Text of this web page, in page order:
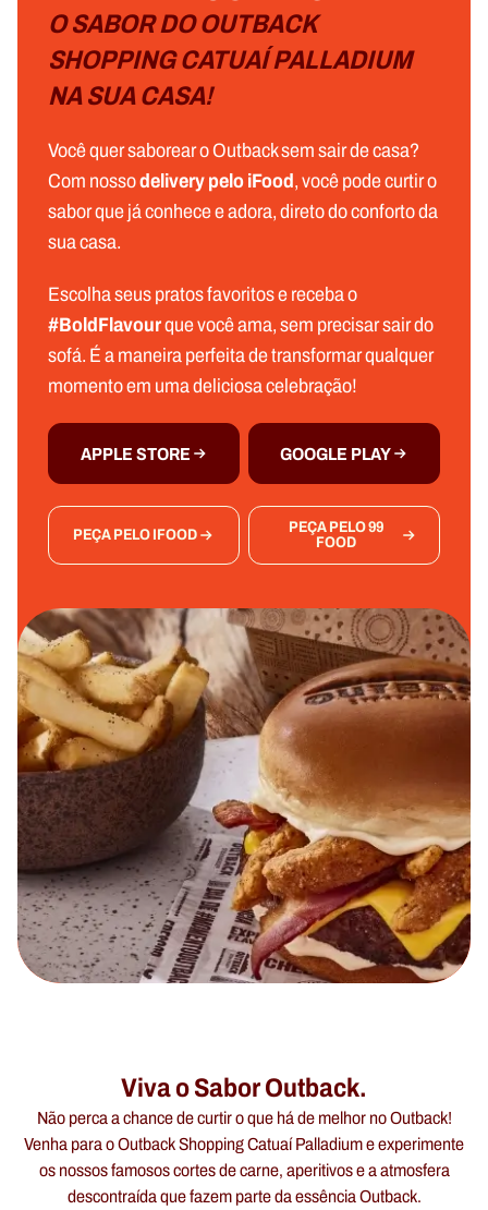
O SABOR DO OUTBACK
SHOPPING CATUAÍ PALLADIUM
NA SUA CASA!
Você quer saborear o Outback sem sair de casa?
Com nossodelivery pelo iFood, você pode curtir o
sabor que já conhece e adora, direto do conforto da
sua casa.
Escolha seus pratos favoritos e receba o
#BoldFlavourque você ama, sem precisar sair do
sofá. É a maneira perfeita de transformar qualquer
momento em uma deliciosa celebração!
APPLE STORE GOOGLE PLAY
PEÇA PELO IFOOD PEÇA PELO 99
FOOD
Viva o Sabor Outback.
Não perca a chance de curtir o que há de melhor no Outback!
Venha para o Outback Shopping Catuaí Palladium e experimente
os nossos famosos cortes de carne, aperitivos e a atmosfera
descontraída que fazem parte da essência Outback.